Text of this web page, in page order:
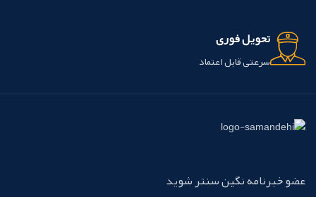
تحویل فوری
سرعتی قابل اعتماد
عضو خبرنامه نگین سنتر شوید